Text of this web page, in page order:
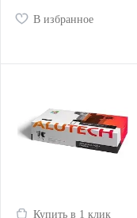
В избранное
Купить в 1 клик